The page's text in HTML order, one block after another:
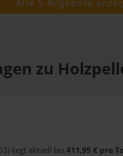
zu
liegt aktuell bei 411,95 € pro